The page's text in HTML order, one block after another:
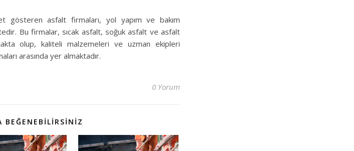
gösteren asfalt firmaları, yol yapım ve bakım
Bu firmalar, sıcak asfalt, soğuk asfalt ve asfalt
olup, kaliteli malzemeleri ve uzman ekipleri
arasında yer almaktadır.
0 Yorum
BEĞENEBILIRSINIZ